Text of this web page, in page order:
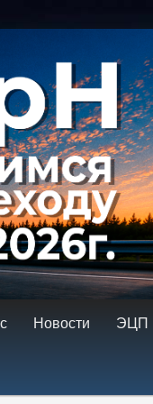
контроль
Новости ЭЦП